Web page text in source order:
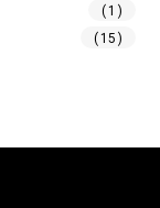
(1)
(15)